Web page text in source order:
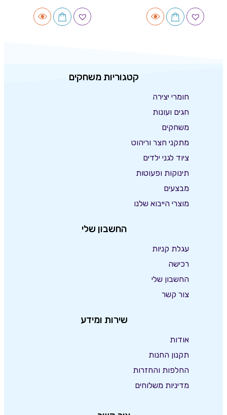
קטגוריות משחקים
חומרי יצירה
חגים ועונות
משחקים
מתקני חצר וריהוט
ציוד לגני ילדים
תינוקות ופעוטות
מבצעים
מוצרי הייבוא שלנו
החשבון שלי
עגלת קניות
רכישה
החשבון שלי
צור קשר
שירות ומידע
אודות
תקנון החנות
החלפות והחזרות
מדיניות משלוחים